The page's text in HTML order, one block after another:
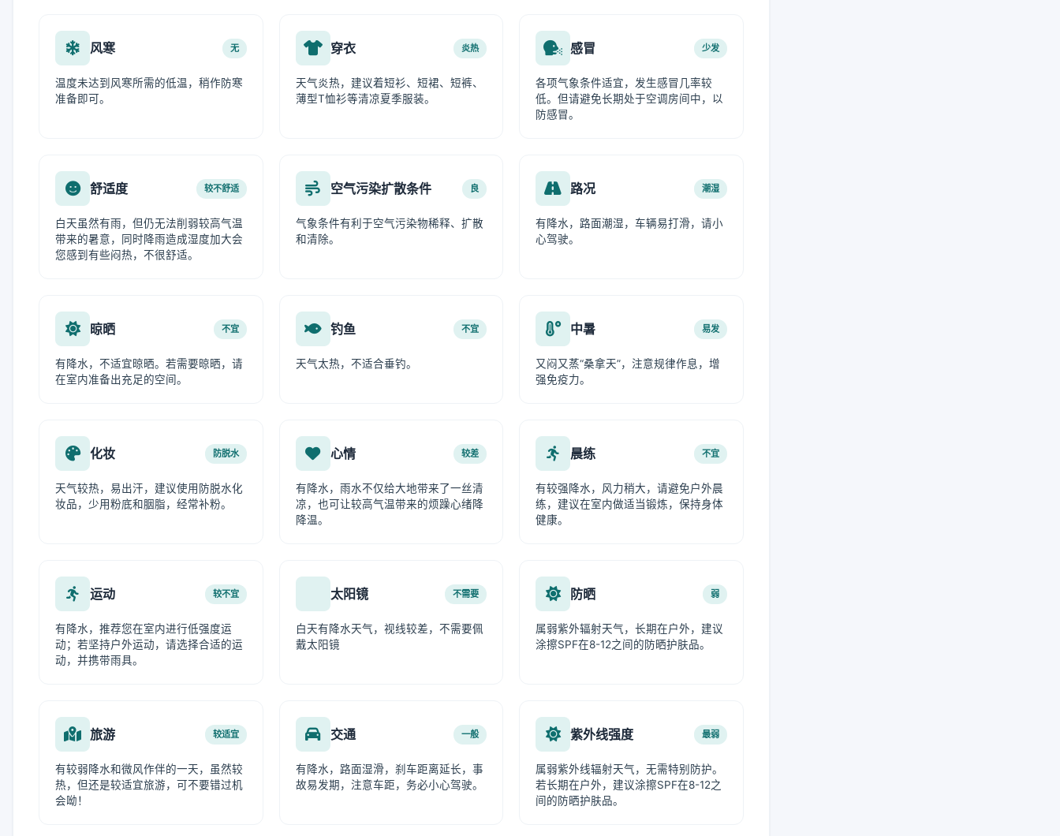
风寒 无
温度未达到风寒所需的低温，稍作防寒
准备即可。
穿衣 炎热
天气炎热，建议着短衫、短裙、短裤、
薄型T恤衫等清凉夏季服装。
感冒 少发
各项气象条件适宜，发生感冒几率较
低。但请避免长期处于空调房间中，以
防感冒。
舒适度 较不舒适
白天虽然有雨，但仍无法削弱较高气温
带来的暑意，同时降雨造成湿度加大会
您感到有些闷热，不很舒适。
空气污染扩散条件 良
气象条件有利于空气污染物稀释、扩散
和清除。
路况 潮湿
有降水，路面潮湿，车辆易打滑，请小
心驾驶。
晾晒 不宜
有降水，不适宜晾晒。若需要晾晒，请
在室内准备出充足的空间。
钓鱼 不宜
天气太热，不适合垂钓。
中暑 易发
又闷又蒸“桑拿天”，注意规律作息，增
强免疫力。
化妆 防脱水
天气较热，易出汗，建议使用防脱水化
妆品，少用粉底和胭脂，经常补粉。
心情 较差
有降水，雨水不仅给大地带来了一丝清
凉，也可让较高气温带来的烦躁心绪降
降温。
晨练 不宜
有较强降水，风力稍大，请避免户外晨
练，建议在室内做适当锻炼，保持身体
健康。
运动 较不宜
有降水，推荐您在室内进行低强度运
动；若坚持户外运动，请选择合适的运
动，并携带雨具。
太阳镜 不需要
白天有降水天气，视线较差，不需要佩
戴太阳镜
防晒 弱
属弱紫外辐射天气，长期在户外，建议
涂擦SPF在8-12之间的防晒护肤品。
旅游 较适宜
有较弱降水和微风作伴的一天，虽然较
热，但还是较适宜旅游，可不要错过机
会呦！
交通 一般
有降水，路面湿滑，刹车距离延长，事
故易发期，注意车距，务必小心驾驶。
紫外线强度 最弱
属弱紫外线辐射天气，无需特别防护。
若长期在户外，建议涂擦SPF在8-12之
间的防晒护肤品。